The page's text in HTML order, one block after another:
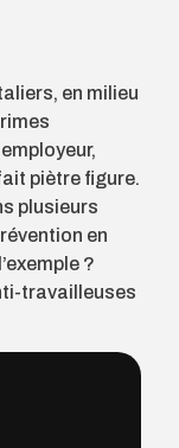
en milieu
piètre figure.
plusieurs
en
?
travailleuses